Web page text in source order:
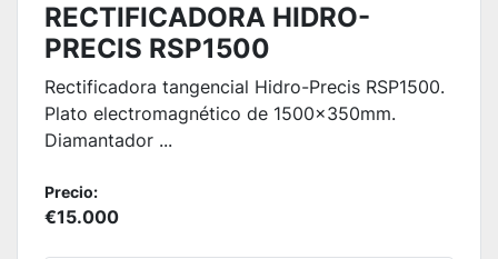
RECTIFICADORA HIDRO-
PRECIS RSP1500
Rectificadora tangencial Hidro-Precis RSP1500.
Plato electromagnético de 1500x350mm.
Diamantador ...
Precio:
€15.000